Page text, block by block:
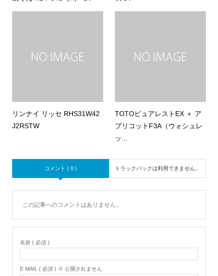
リンナイ リッセ RHS31W42
J2RSTW
TOTOピュアレストEX ＋ ア
プリコットF3A（ウォシュレ
ッ...
コメント ( 0 ) トラックバックは利用できません。
この記事へのコメントはありません。
名前 ( 必須 )
E-MAIL ( 必須 ) ※ 公開されません